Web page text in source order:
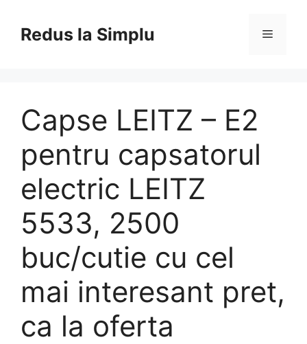
contentRedus la Simplu Menu
Capse LEITZ – E2
pentru capsatorul
electric LEITZ
5533, 2500
buc/cutie cu cel
mai interesant pret,
ca la oferta